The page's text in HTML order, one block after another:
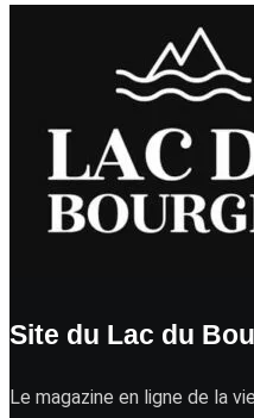
Site du Lac du
Le magazine en ligne de la